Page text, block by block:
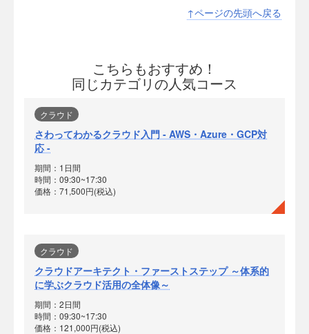
↑ページの先頭へ戻る
こちらもおすすめ！
同じカテゴリの人気コース
クラウド
さわってわかるクラウド入門 - AWS・Azure・GCP対
応 -
期間：1日間
時間：09:30~17:30
価格：71,500円(税込)
クラウド
クラウドアーキテクト・ファーストステップ ～体系的
に学ぶクラウド活用の全体像～
期間：2日間
時間：09:30~17:30
価格：121,000円(税込)